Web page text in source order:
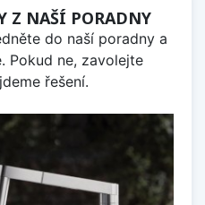
Z NAŠÍ PORADNY
do naší poradny a
Pokud ne, zavolejte
řešení.